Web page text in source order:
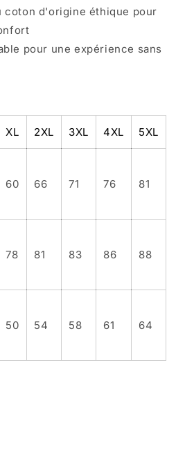
coton d'origine éthique pour
pour une expérience sans
XL 2XL 3XL 4XL 5XL
60 66 71 76 81
78 81 83 86 88
50 54 58 61 64